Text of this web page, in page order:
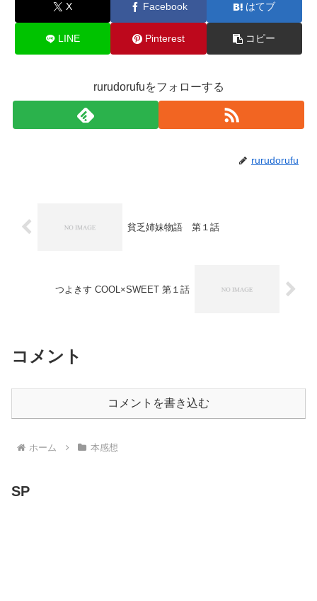
X Facebook はてブ
LINE Pinterest コピー
rurudorufuをフォローする
rurudorufu
貧乏姉妹物語 第１話
つよきす COOL×SWEET 第１話
コメント
コメントを書き込む
ホーム 本感想
SP